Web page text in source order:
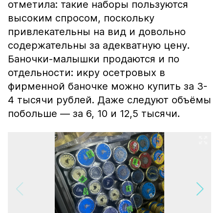
отметила: такие наборы пользуются
высоким спросом, поскольку
привлекательны на вид и довольно
содержательны за адекватную цену.
Баночки-малышки продаются и по
отдельности: икру осетровых в
фирменной баночке можно купить за 3-
4 тысячи рублей. Даже следуют объёмы
побольше — за 6, 10 и 12,5 тысячи.